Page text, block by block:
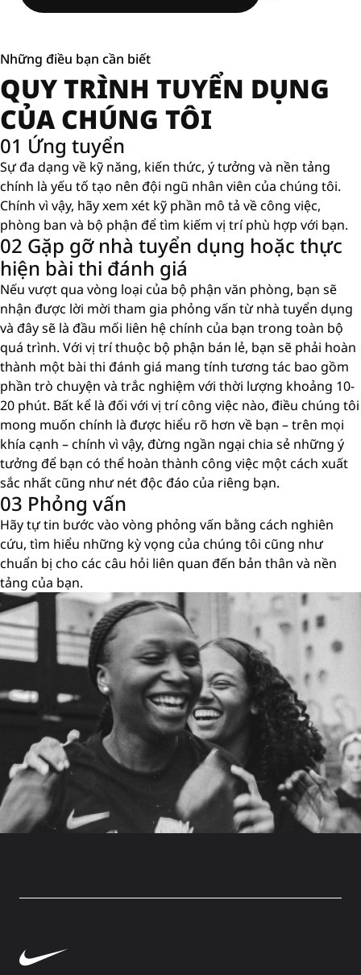
Những điều bạn cần biết
QUY TRÌNH TUYỂN DỤNG
CỦA CHÚNG TÔI
01 Ứng tuyển
Sự đa dạng về kỹ năng, kiến ​​thức, ý tưởng và nền tảng
chính là yếu tố tạo nên đội ngũ nhân viên của chúng tôi.
Chính vì vậy, hãy xem xét kỹ phần mô tả về công việc,
phòng ban và bộ phận để tìm kiếm vị trí phù hợp với bạn.
02 Gặp gỡ nhà tuyển dụng hoặc thực
hiện bài thi đánh giá
Nếu vượt qua vòng loại của bộ phận văn phòng, bạn sẽ
nhận được lời mời tham gia phỏng vấn từ nhà tuyển dụng
và đây sẽ là đầu mối liên hệ chính của bạn trong toàn bộ
quá trình. Với vị trí thuộc bộ phận bán lẻ, bạn sẽ phải hoàn
thành một bài thi đánh giá mang tính tương tác bao gồm
phần trò chuyện và trắc nghiệm với thời lượng khoảng 10-
20 phút. Bất kể là đối với vị trí công việc nào, điều chúng tôi
mong muốn chính là được hiểu rõ hơn về bạn – trên mọi
khía cạnh – chính vì vậy, đừng ngần ngại chia sẻ những ý
tưởng để bạn có thể hoàn thành công việc một cách xuất
sắc nhất cũng như nét độc đáo của riêng bạn.
03 Phỏng vấn
Hãy tự tin bước vào vòng phỏng vấn bằng cách nghiên
cứu, tìm hiểu những kỳ vọng của chúng tôi cũng như
chuẩn bị cho các câu hỏi liên quan đến bản thân và nền
tảng của bạn.